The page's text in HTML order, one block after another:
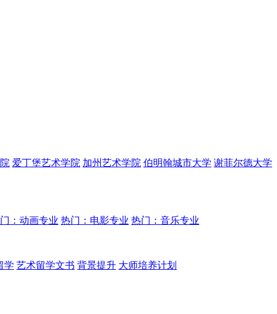
爱丁堡艺术学院 加州艺术学院 伯明翰城市大学 谢菲尔德大学
：动画专业 热门：电影专业 热门：音乐专业
学 艺术留学文书 背景提升 大师培养计划